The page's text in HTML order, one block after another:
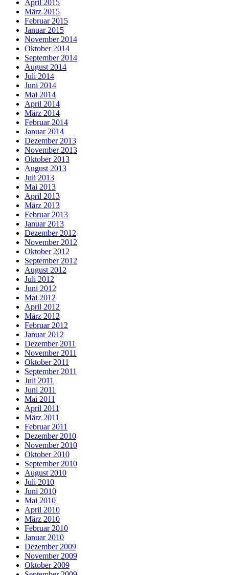
April 2015
März 2015
Februar 2015
Januar 2015
November 2014
Oktober 2014
September 2014
August 2014
Juli 2014
Juni 2014
Mai 2014
April 2014
März 2014
Februar 2014
Januar 2014
Dezember 2013
November 2013
Oktober 2013
August 2013
Juli 2013
Mai 2013
April 2013
März 2013
Februar 2013
Januar 2013
Dezember 2012
November 2012
Oktober 2012
September 2012
August 2012
Juli 2012
Juni 2012
Mai 2012
April 2012
März 2012
Februar 2012
Januar 2012
Dezember 2011
November 2011
Oktober 2011
September 2011
Juli 2011
Juni 2011
Mai 2011
April 2011
März 2011
Februar 2011
Dezember 2010
November 2010
Oktober 2010
September 2010
August 2010
Juli 2010
Juni 2010
Mai 2010
April 2010
März 2010
Februar 2010
Januar 2010
Dezember 2009
November 2009
Oktober 2009